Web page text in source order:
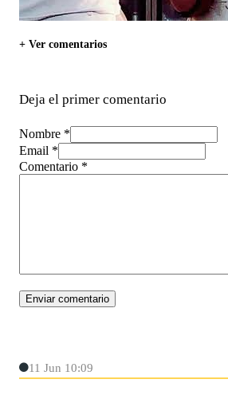
+ Ver comentarios
Deja el primer comentario
Nombre *
Email *
Comentario *
11 Jun 10:09